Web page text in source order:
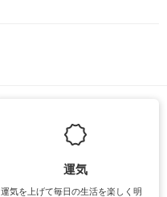
運気
運気を上げて毎日の生活を楽しく明